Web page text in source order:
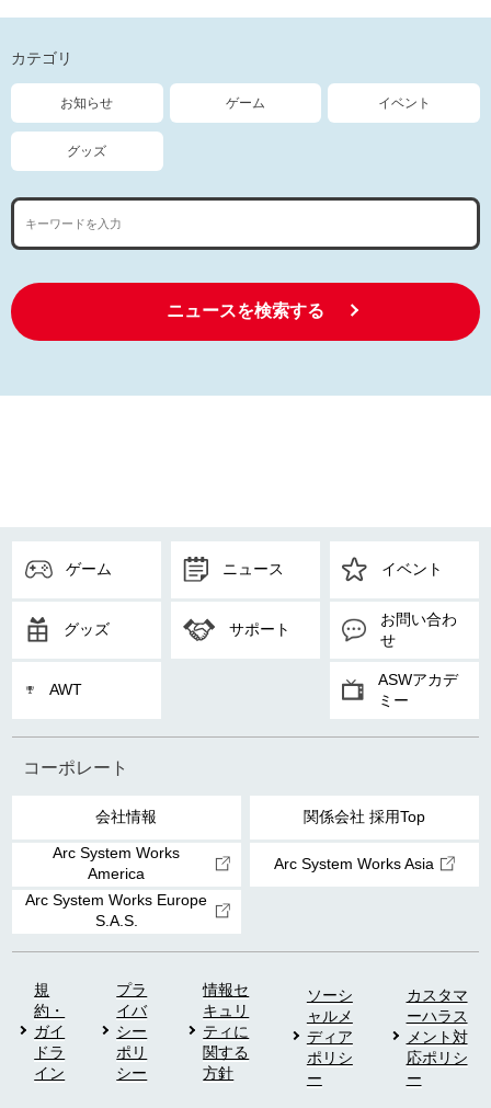
カテゴリ
お知らせ ゲーム イベント
グッズ
ニュースを検索する
ゲーム ニュース イベント
グッズ サポート
お問い合わ
せ
AWT
ASWアカデ
ミー
コーポレート
会社情報 関係会社 採用Top
Arc System Works
America
Arc System Works Asia
Arc System Works Europe
S.A.S.
規
約・
ガイ
ドラ
イン
プラ
イバ
シー
ポリ
シー
情報セ
キュリ
ティに
関する
方針
ソーシ
ャルメ
ディア
ポリシ
ー
カスタマ
ーハラス
メント対
応ポリシ
ー